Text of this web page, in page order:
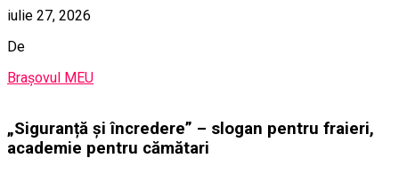
iulie 27, 2026
De
Brașovul MEU
„Siguranță și încredere” – slogan pentru fraieri,
academie pentru cămătari